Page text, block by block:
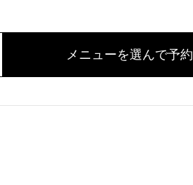
メニューを選んで予約